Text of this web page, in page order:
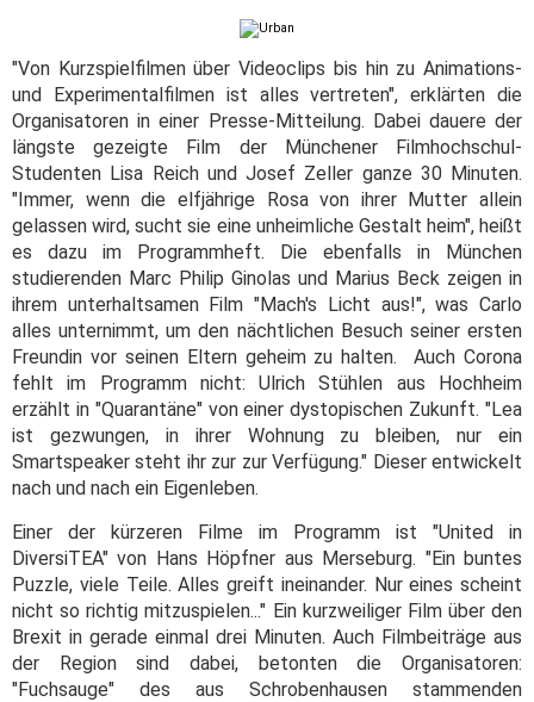
"Von Kurzspielfilmen über Videoclips bis hin zu Animations-
und Experimentalfilmen ist alles vertreten", erklärten die
Organisatoren in einer Presse-Mitteilung. Dabei dauere der
längste gezeigte Film der Münchener Filmhochschul-
Studenten Lisa Reich und Josef Zeller ganze 30 Minuten.
"Immer, wenn die elfjährige Rosa von ihrer Mutter allein
gelassen wird, sucht sie eine unheimliche Gestalt heim", heißt
es dazu im Programmheft. Die ebenfalls in München
studierenden Marc Philip Ginolas und Marius Beck zeigen in
ihrem unterhaltsamen Film "Mach's Licht aus!", was Carlo
alles unternimmt, um den nächtlichen Besuch seiner ersten
Freundin vor seinen Eltern geheim zu halten. Auch Corona
fehlt im Programm nicht: Ulrich Stühlen aus Hochheim
erzählt in "Quarantäne" von einer dystopischen Zukunft. "Lea
ist gezwungen, in ihrer Wohnung zu bleiben, nur ein
Smartspeaker steht ihr zur zur Verfügung." Dieser entwickelt
nach und nach ein Eigenleben.
Einer der kürzeren Filme im Programm ist "United in
DiversiTEA" von Hans Höpfner aus Merseburg. "Ein buntes
Puzzle, viele Teile. Alles greift ineinander. Nur eines scheint
nicht so richtig mitzuspielen..." Ein kurzweiliger Film über den
Brexit in gerade einmal drei Minuten. Auch Filmbeiträge aus
der Region sind dabei, betonten die Organisatoren:
"Fuchsauge" des aus Schrobenhausen stammenden